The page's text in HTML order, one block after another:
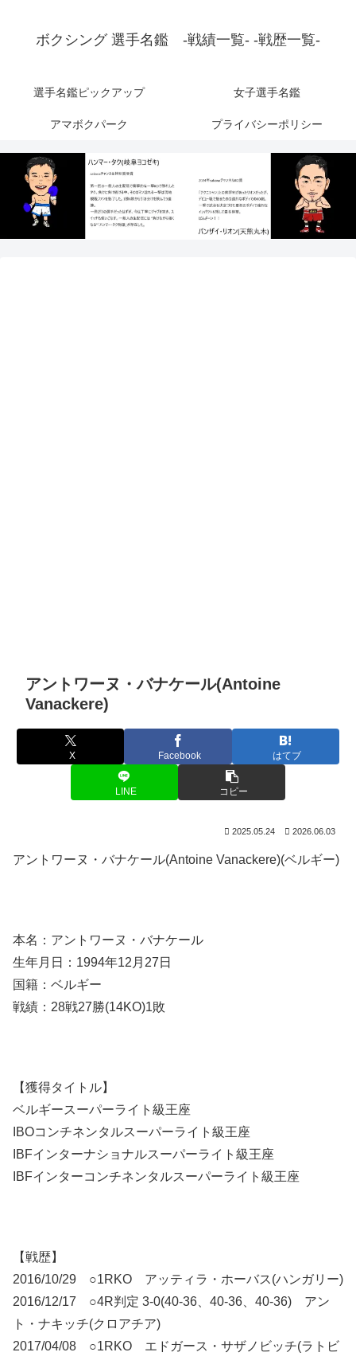
ボクシング 選手名鑑 -戦績一覧- -戦歴一覧-
選手名鑑ピックアップ 女子選手名鑑
アマボクパーク プライバシーポリシー
アントワーヌ・バナケール(Antoine
Vanackere)
X Facebook はてブ
LINE コピー
2025.05.24 2026.06.03
アントワーヌ・バナケール(Antoine Vanackere)(ベルギー)
本名：アントワーヌ・バナケール
生年月日：1994年12月27日
国籍：ベルギー
戦績：28戦27勝(14KO)1敗
【獲得タイトル】
ベルギースーパーライト級王座
IBOコンチネンタルスーパーライト級王座
IBFインターナショナルスーパーライト級王座
IBFインターコンチネンタルスーパーライト級王座
【戦歴】
2016/10/29 ○1RKO アッティラ・ホーバス(ハンガリー)
2016/12/17 ○4R判定 3-0(40-36、40-36、40-36) アン
ト・ナキッチ(クロアチア)
2017/04/08 ○1RKO エドガース・サザノビッチ(ラトビ